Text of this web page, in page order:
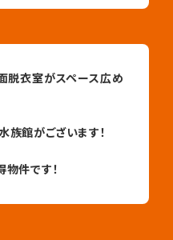
脱衣室がスペース広め
館がございます！
件です！